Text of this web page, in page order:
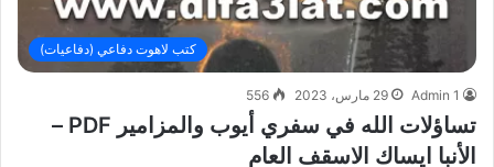
كتب لاهوت دفاعي (دفاعيات)
Admin 1 29 مارس، 2023 556
تساؤلات الله في سفري أيوب والمزامير PDF –
الأنبا ايساك الاسقف العام